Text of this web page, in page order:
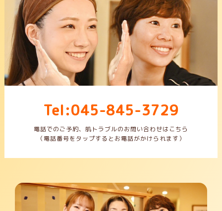
Tel:045-845-3729
電話でのご予約、肌トラブルのお問い合わせはこちら
（電話番号をタップするとお電話がかけられます）